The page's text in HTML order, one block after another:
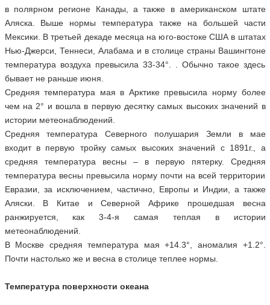
в полярном регионе Канады, а также в американском штате
Аляска. Выше нормы температура также на большей части
Мексики. В третьей декаде месяца на юго-востоке США в штатах
Нью-Джерси, Теннеси, Алабама и в столице страны Вашингтоне
температура воздуха превысила 33-34°. . Обычно такое здесь
бывает не раньше июня.
Средняя температура мая в Арктике превысила норму более
чем на 2° и вошла в первую десятку самых высоких значений в
истории метеонаблюдений.
Средняя температура Северного полушария Земли в мае
входит в первую тройку самых высоких значений с 1891г., а
средняя температура весны – в первую пятерку. Средняя
температура весны превысила норму почти на всей территории
Евразии, за исключением, частично, Европы и Индии, а также
Аляски. В Китае и Северной Африке прошедшая весна
ранжируется, как 3-4-я самая теплая в истории
метеонаблюдений.
В Москве средняя температура мая +14.3°, аномалия +1.2°.
Почти настолько же и весна в столице теплее нормы.
Температура поверхности океана